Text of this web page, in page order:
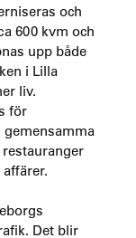
och
600 kvm och
upp både
i Lilla
liv.
för
gemensamma
Det blir